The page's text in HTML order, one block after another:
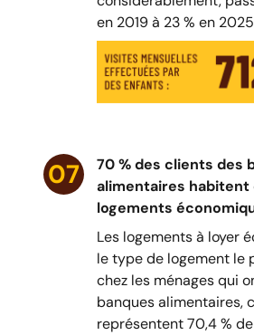
en 2019 à 23 % en
07
70 % des clients des
alimentaires habitent
logements
Les logements à loyer
le type de logement le
chez les ménages qui
banques alimentaires,
représentent 70,4 %